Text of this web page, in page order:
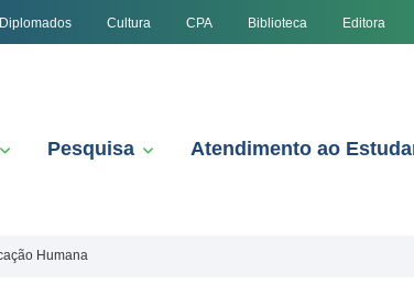
Diplomados Cultura CPA Biblioteca Editora
Pesquisa Atendimento ao
Humana